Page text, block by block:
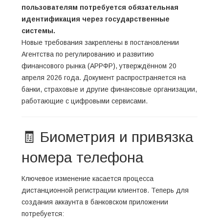
пользователям потребуется обязательная
идентификация через государственные
системы.
Новые требования закреплены в постановлении
Агентства по регулированию и развитию
финансового рынка (АРРФР), утверждённом 20
апреля 2026 года. Документ распространяется на
банки, страховые и другие финансовые организации,
работающие с цифровыми сервисами.
🧾 Биометрия и привязка
номера телефона
Ключевое изменение касается процесса
дистанционной регистрации клиентов. Теперь для
создания аккаунта в банковском приложении
потребуется: